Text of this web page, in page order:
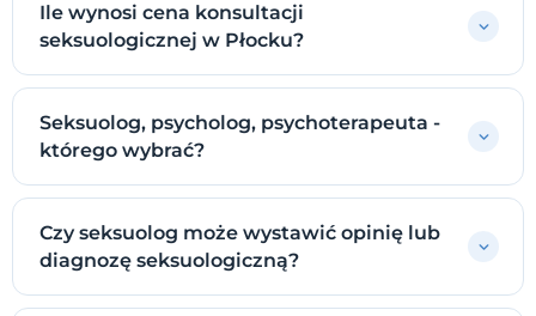
Ile wynosi cena konsultacji
seksuologicznej w Płocku?
Seksuolog, psycholog, psychoterapeuta -
którego wybrać?
Czy seksuolog może wystawić opinię lub
diagnozę seksuologiczną?